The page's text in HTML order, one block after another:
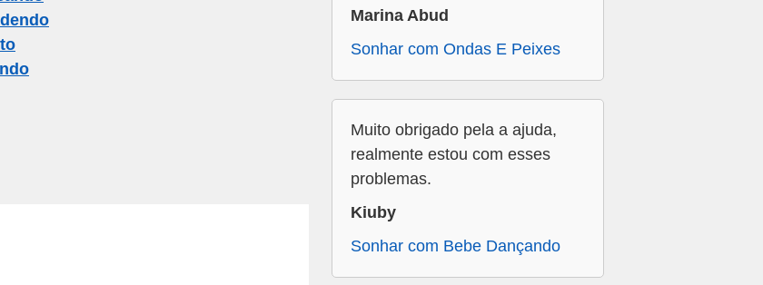
Marina Abud
Sonhar com Ondas E Peixes
Muito obrigado pela a ajuda,
realmente estou com esses
problemas.
Kiuby
Sonhar com Bebe Dançando